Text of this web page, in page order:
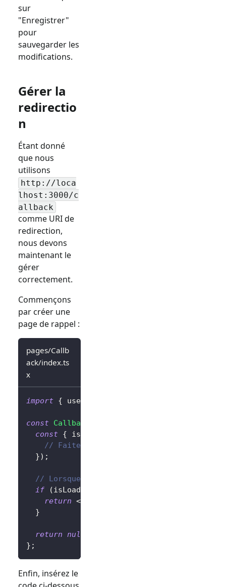
sur
"Enregistrer"
pour
sauvegarder les
modifications.
Gérer la
redirectio
n
Étant donné
que nous
utilisons
http://loca
lhost:3000/c
allback
comme URI de
redirection,
nous devons
maintenant le
gérer
correctement.
Commençons
par créer une
page de rappel :
pages/Callb
ack/index.ts
x
import { useHandleSignInCallback
const Callback
const { isLoading
// Faites quelque chose une fois
}) ;
// Lorsque c'est en cours de traitement
if
(isLoading
return <
}
return null
} ;
Enfin, insérez le